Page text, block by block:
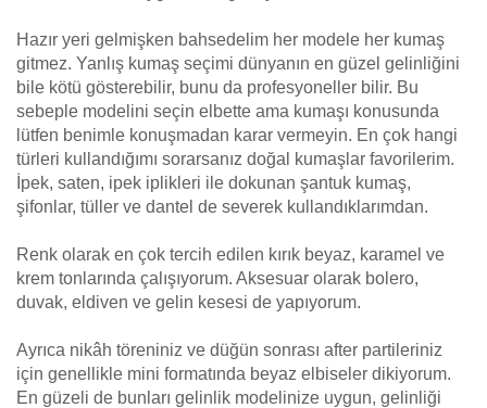
Hazır yeri gelmişken bahsedelim her modele her kumaş
gitmez. Yanlış kumaş seçimi dünyanın en güzel gelinliğini
bile kötü gösterebilir, bunu da profesyoneller bilir. Bu
sebeple modelini seçin elbette ama kumaşı konusunda
lütfen benimle konuşmadan karar vermeyin. En çok hangi
türleri kullandığımı sorarsanız doğal kumaşlar favorilerim.
İpek, saten, ipek iplikleri ile dokunan şantuk kumaş,
şifonlar, tüller ve dantel de severek kullandıklarımdan.
Renk olarak en çok tercih edilen kırık beyaz, karamel ve
krem tonlarında çalışıyorum. Aksesuar olarak bolero,
duvak, eldiven ve gelin kesesi de yapıyorum.
Ayrıca nikâh töreniniz ve düğün sonrası after partileriniz
için genellikle mini formatında beyaz elbiseler dikiyorum.
En güzeli de bunları gelinlik modelinize uygun, gelinliği